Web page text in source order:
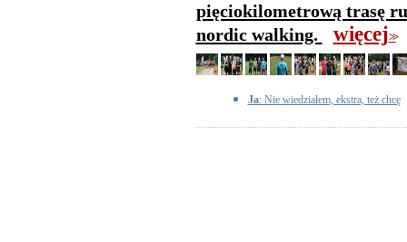
pięciokilometrową trasę
nordic walking.
więcej>>
Ja: Nie wiedziałem, ekstra, też chcę